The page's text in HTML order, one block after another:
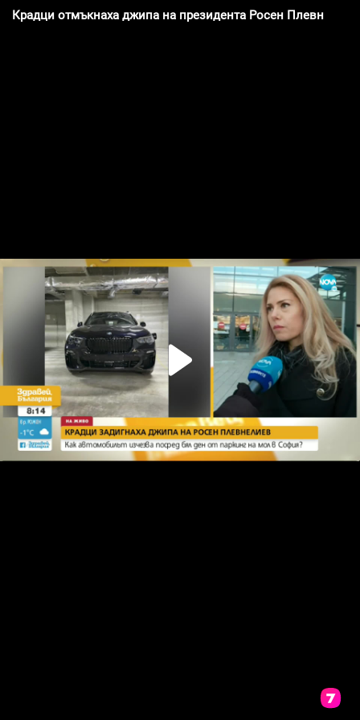
Крадци отмъкнаха джипа на президента Росен Плевнелиев